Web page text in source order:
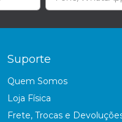
Suporte
Quem Somos
Loja Física
Frete, Trocas e